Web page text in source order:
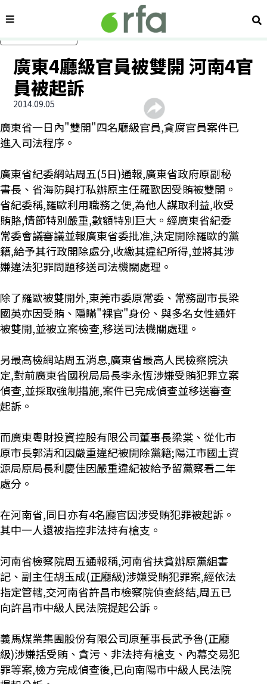
內容分類 搜
廣東4廳級官員被雙開 河南4官
員被起訴
2014.09.05
廣東省一日內"雙開"四名廳級官員,貪腐官員案件已
進入司法程序。
廣東省紀委網站周五(5日)通報,廣東省政府原副秘
書長、省海防與打私辦原主任羅歐因受賄被雙開。
省紀委稱,羅歐利用職務之便,為他人謀取利益,收受
賄賂,情節特別嚴重,數額特別巨大。經廣東省紀委
常委會議審議並報廣東省委批准,決定開除羅歐的黨
籍,給予其行政開除處分,收繳其違紀所得,並將其涉
嫌違法犯罪問題移送司法機關處理。
除了羅歐被雙開外,東莞市委原常委、常務副市長梁
國英亦因受賄、隱瞞"裸官"身份、與多名女性通奸
被雙開,並被立案檢查,移送司法機關處理。
另最高檢網站周五消息,廣東省最高人民檢察院決
定,對前廣東省國稅局局長李永恆涉嫌受賄犯罪立案
偵查,並採取強制措施,案件已完成偵查並移送審查
起訴。
而廣東粵財投資控股有限公司董事長梁棠、從化市
原市長郭清和因嚴重違紀被開除黨籍;陽江市國土資
源局原局長利慶佳因嚴重違紀被給予留黨察看二年
處分。
在河南省,同日亦有4名廳官因涉受賄犯罪被起訴。
其中一人還被指控非法持有槍支。
河南省檢察院周五通報稱,河南省扶貧辦原黨組書
記、副主任胡玉成(正廳級)涉嫌受賄犯罪案,經依法
指定管轄,交河南省許昌市檢察院偵查終結,周五已
向許昌市中級人民法院提起公訴。
義馬煤業集團股份有限公司原董事長武予魯(正廳
級)涉嫌括受賄、貪污、非法持有槍支、內幕交易犯
罪等案,檢方完成偵查後,已向南陽市中級人民法院